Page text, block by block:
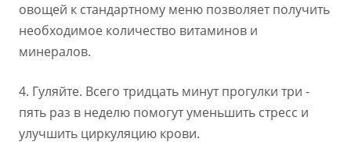
овощей к стандартному меню позволяет получить
необходимое количество витаминов и
минералов.
4. Гуляйте. Всего тридцать минут прогулки три -
пять раз в неделю помогут уменьшить стресс и
улучшить циркуляцию крови.